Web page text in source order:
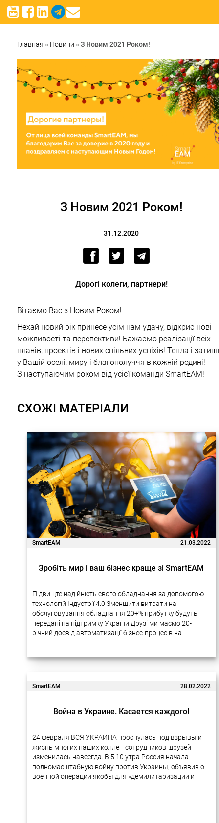
Главная » Новини »З Новим 2021 Роком!
З Новим 2021 Роком!
31.12.2020
Дорогі колеги, партнери!
Вітаємо Вас з Новим Роком!
Нехай новий рік принесе усім нам удачу, відкриє нові
можливості та перспективи! Бажаємо реалізації всіх
планів, проектів і нових спільних успіхів! Тепла і
у Вашій оселі, миру і благополуччя в кожній родині!
З наступаючим роком від усієї команди SmartEAM!
СХОЖІ МАТЕРІАЛИ
SmartEAM 21.03.2022
Зробіть мир і ваш бізнес краще зі SmartEAM
Підвищте надійність свого обладнання за допомогою
технологій Індустрії 4.0 Зменшити витрати на
обслуговування обладнання 20+% прибутку будуть
передані на підтримку України Друзі ми маємо 20-
річний досвід автоматизації бізнес-процесів на
в Україні….
SmartEAM 28.02.2022
Война в Украине. Касается каждого!
24 февраля ВСЯ УКРАИНА проснулась под взрывы и
жизнь многих наших коллег, сотрудников, друзей
изменилась навсегда. В 5:10 утра Россия начала
полномасштабную войну против Украины, объявив о
военной операции якобы для «демилитаризации и